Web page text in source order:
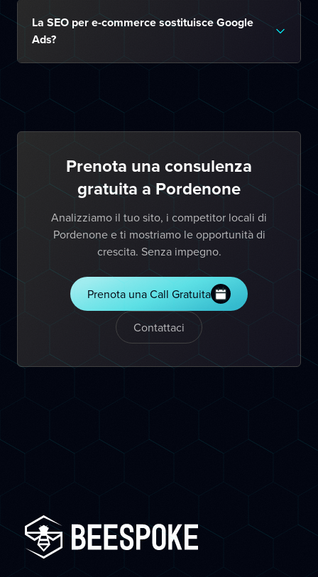
La SEO per e-commerce sostituisce Google
Ads?
Prenota una consulenza
gratuita a Pordenone
Analizziamo il tuo sito, i competitor locali di
Pordenone e ti mostriamo le opportunità di
crescita. Senza impegno.
Prenota una Call Gratuita
Contattaci